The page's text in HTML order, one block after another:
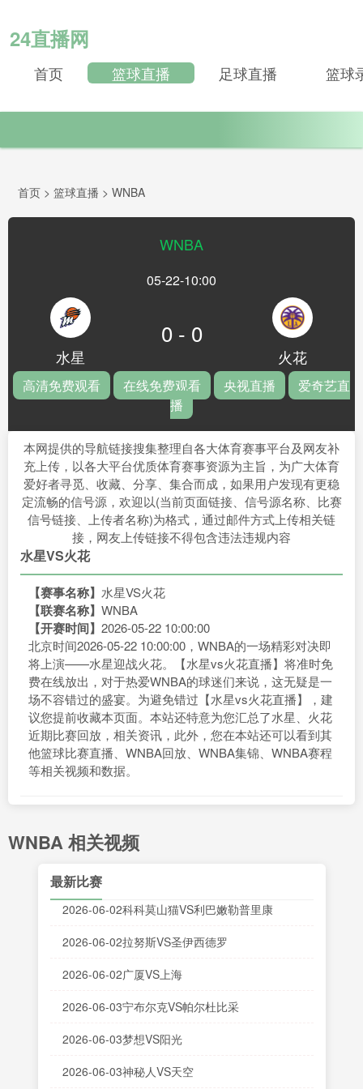
24直播网
首页 篮球直播 足球直播 篮球
首页 > 篮球直播 > WNBA
WNBA
05-22-10:00
水星
0 - 0
火花
高清免费观看 在线免费观看 央视直播
爱奇艺直
播
本网提供的导航链接搜集整理自各大体育赛事平台及网友补
充上传，以各大平台优质体育赛事资源为主旨，为广大体育
爱好者寻觅、收藏、分享、集合而成，如果用户发现有更稳
定流畅的信号源，欢迎以(当前页面链接、信号源名称、比赛
信号链接、上传者名称)为格式，通过邮件方式上传相关链
接，网友上传链接不得包含违法违规内容
水星VS火花
【赛事名称】 水星VS火花
【联赛名称】 WNBA
【开赛时间】 2026-05-22 10:00:00
北京时间2026-05-22 10:00:00，WNBA的一场精彩对决即
将上演——水星迎战火花。【水星vs火花直播】将准时免
费在线放出，对于热爱WNBA的球迷们来说，这无疑是一
场不容错过的盛宴。为避免错过【水星vs火花直播】，建
议您提前收藏本页面。本站还特意为您汇总了水星、火花
近期比赛回放，相关资讯，此外，您在本站还可以看到其
他篮球比赛直播、WNBA回放、WNBA集锦、WNBA赛程
等相关视频和数据。
WNBA 相关视频
最新比赛
2026-06-02科科莫山猫VS利巴嫩勒普里康
2026-06-02拉努斯VS圣伊西德罗
2026-06-02广厦VS上海
2026-06-03宁布尔克VS帕尔杜比采
2026-06-03梦想VS阳光
2026-06-03神秘人VS天空